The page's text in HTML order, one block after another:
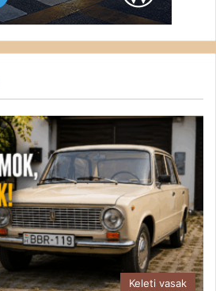
Keleti vasak